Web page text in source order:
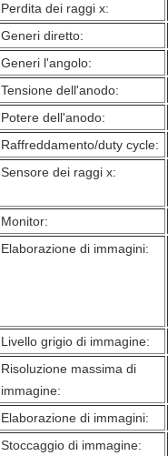
Perdita dei raggi x:
Generi diretto:
Generi l'angolo:
Tensione dell'anodo:
Potere dell'anodo:
Raffreddamento/duty cycle:
Sensore dei raggi x:
Monitor:
Elaborazione di immagini:
Livello grigio di immagine:
Risoluzione massima di
immagine:
Elaborazione di immagini:
Stoccaggio di immagine: